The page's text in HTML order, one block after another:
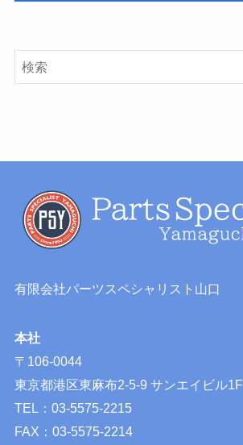
有限会社パーツスペシャリスト山口
本社
〒106-0044
東京都港区東麻布2-5-9 サンエイビル1F
TEL：03-5575-2215
FAX：03-5575-2214